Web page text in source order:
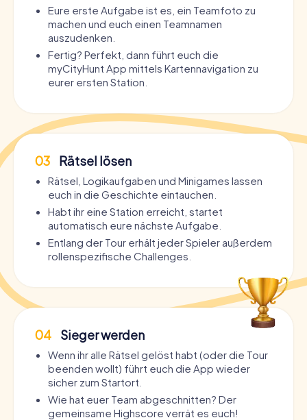
Eure erste Aufgabe ist es, ein Teamfoto zu
machen und euch einen Teamnamen
auszudenken.
Fertig? Perfekt, dann führt euch die
myCityHunt App mittels Kartennavigation zu
eurer ersten Station.
03 Rätsel lösen
Rätsel, Logikaufgaben und Minigames lassen
euch in die Geschichte eintauchen.
Habt ihr eine Station erreicht, startet
automatisch eure nächste Aufgabe.
Entlang der Tour erhält jeder Spieler außerdem
rollenspezifische Challenges.
04 Sieger werden
Wenn ihr alle Rätsel gelöst habt (oder die Tour
beenden wollt) führt euch die App wieder
sicher zum Startort.
Wie hat euer Team abgeschnitten? Der
gemeinsame Highscore verrät es euch!